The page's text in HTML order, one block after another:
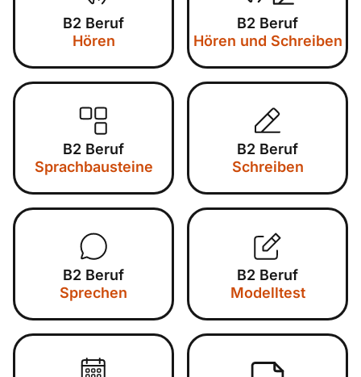
B2 Beruf
Hören
B2 Beruf
Hören und Schreiben
B2 Beruf
Sprachbausteine
B2 Beruf
Schreiben
B2 Beruf
Sprechen
B2 Beruf
Modelltest